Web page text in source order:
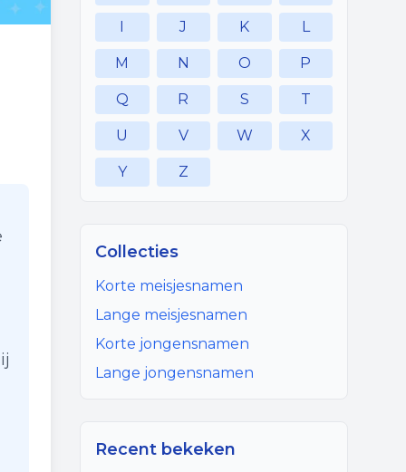
I J K L
M N O P
Q R S T
U V W X
Y Z
Collecties
Korte meisjesnamen
Lange meisjesnamen
Korte jongensnamen
Lange jongensnamen
Recent bekeken